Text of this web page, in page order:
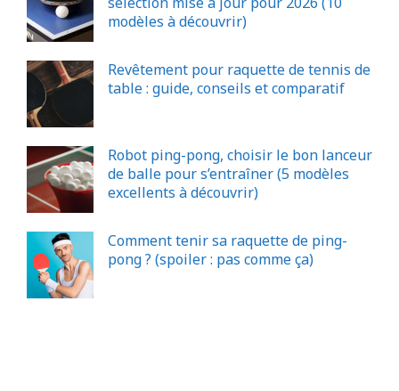
modèles à découvrir)
Revêtement pour raquette de tennis de
table : guide, conseils et comparatif
Robot ping-pong, choisir le bon lanceur
de balle pour s’entraîner (5 modèles
excellents à découvrir)
Comment tenir sa raquette de ping-
pong ? (spoiler : pas comme ça)